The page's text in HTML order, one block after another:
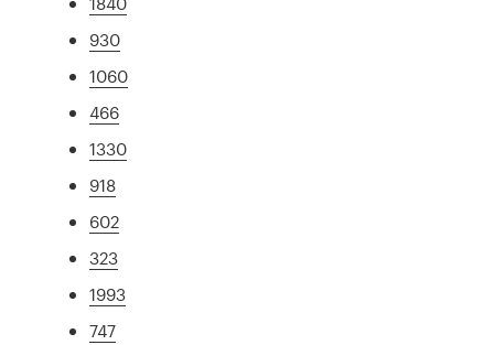
930
1060
466
1330
918
602
323
1993
747